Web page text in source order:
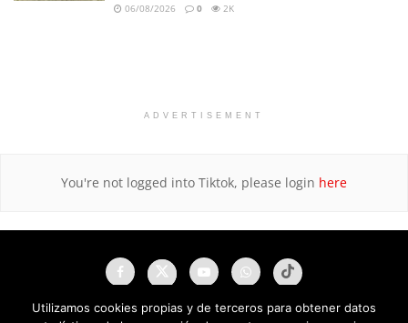
06/08/2026 0 2K
ADVERTISEMENT
You're not logged into Tiktok, please login here
Utilizamos cookies propias y de terceros para obtener datos